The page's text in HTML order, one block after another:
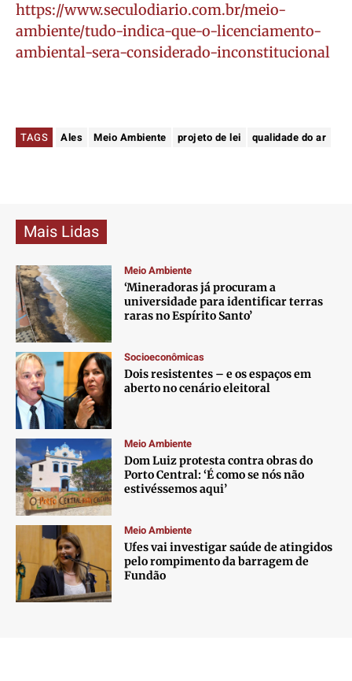
https://www.seculodiario.com.br/meio-
ambiente/tudo-indica-que-o-licenciamento-
ambiental-sera-considerado-inconstitucional
TAGS Ales Meio Ambiente projeto de lei qualidade do ar
Mais Lidas
Meio Ambiente
‘Mineradoras já procuram a
universidade para identificar terras
raras no Espírito Santo’
Socioeconômicas
Dois resistentes – e os espaços em
aberto no cenário eleitoral
Meio Ambiente
Dom Luiz protesta contra obras do
Porto Central: ‘É como se nós não
estivéssemos aqui’
Meio Ambiente
Ufes vai investigar saúde de atingidos
pelo rompimento da barragem de
Fundão